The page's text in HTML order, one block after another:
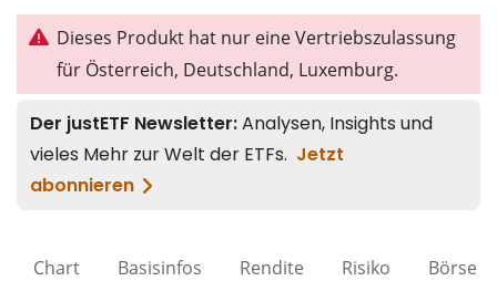
Dieses Produkt hat nur eine Vertriebszulassung
für Österreich, Deutschland, Luxemburg.
Chart Basisinfos Rendite Risiko Börse